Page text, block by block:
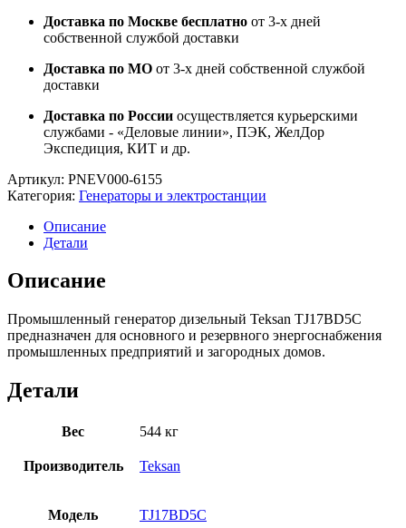
Доставка по Москве бесплатно от 3-х дней
собственной службой доставки
Доставка по МО от 3-х дней собственной службой
доставки
Доставка по России осуществляется курьерскими
службами - «Деловые линии», ПЭК, ЖелДор
Экспедиция, КИТ и др.
Артикул: PNEV000-6155
Категория: Генераторы и электростанции
Описание
Детали
Описание
Промышленный генератор дизельный Teksan TJ17BD5C
предназначен для основного и резервного энергоснабжения
промышленных предприятий и загородных домов.
Детали
Вес 544 кг
Производитель Teksan
Модель TJ17BD5C